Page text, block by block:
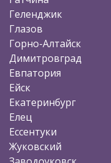
Геленджик
Глазов
Горно-Алтайск
Димитровград
Евпатория
Ейск
Екатеринбург
Елец
Ессентуки
Жуковский